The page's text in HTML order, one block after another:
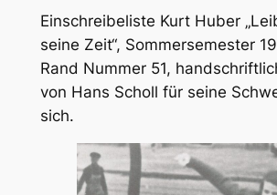
Einschreibeliste Kurt Huber
seine Zeit“, Sommersemester
Rand Nummer 51,
von Hans Scholl für seine
sich.